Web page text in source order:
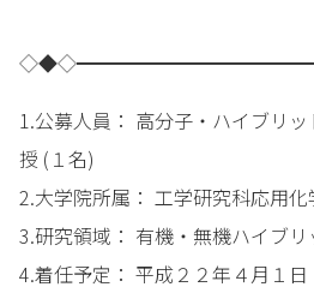
1.公募人員： 高分子・ハイブリ
授 (１名)
2.大学院所属： 工学研究科応用
3.研究領域： 有機・無機ハイブ
4.着任予定： 平成２２年４月１日